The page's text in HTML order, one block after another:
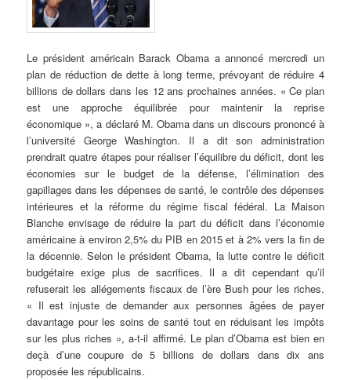
Le président américain Barack Obama a annoncé mercredi un
plan de réduction de dette à long terme, prévoyant de réduire 4
billions de dollars dans les 12 ans prochaines années. « Ce plan
est une approche équilibrée pour maintenir la reprise
économique », a déclaré M. Obama dans un discours prononcé à
l’université George Washington. Il a dit son administration
prendrait quatre étapes pour réaliser l’équilibre du déficit, dont les
économies sur le budget de la défense, l’élimination des
gapillages dans les dépenses de santé, le contrôle des dépenses
intérieures et la réforme du régime fiscal fédéral. La Maison
Blanche envisage de réduire la part du déficit dans l’économie
américaine à environ 2,5% du PIB en 2015 et à 2% vers la fin de
la décennie. Selon le président Obama, la lutte contre le déficit
budgétaire exige plus de sacrifices. Il a dit cependant qu’il
refuserait les allégements fiscaux de l’ère Bush pour les riches.
« Il est injuste de demander aux personnes âgées de payer
davantage pour les soins de santé tout en réduisant les impôts
sur les plus riches », a-t-il affirmé. Le plan d’Obama est bien en
deçà d’une coupure de 5 billions de dollars dans dix ans
proposée les républicains.